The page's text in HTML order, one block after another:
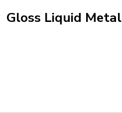
Gloss Liquid Metal